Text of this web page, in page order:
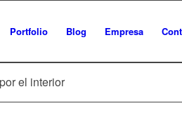
Portfolio Blog Empresa
el interior